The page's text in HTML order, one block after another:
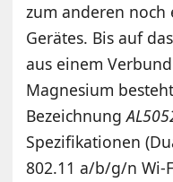
zum anderen noch
Gerätes. Bis auf
aus einem
Magnesium
Bezeichnung
Spezifikationen
802.11 a/b/g/n Wi-